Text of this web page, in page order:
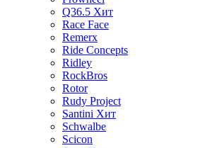
Q36.5 Хит
Race Face
Remerx
Ride Concepts
Ridley
RockBros
Rotor
Rudy Project
Santini Хит
Schwalbe
Scicon